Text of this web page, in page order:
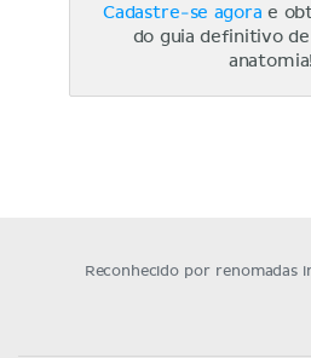
Cadastre-se agora e
do guia definitivo
anatomia!
Reconhecido por renomadas